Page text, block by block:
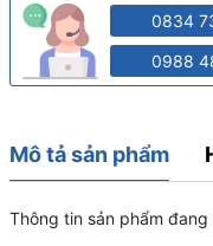
0834
0988
Mô tả sản phẩm
Thông tin sản phẩm